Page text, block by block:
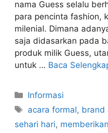
nama Guess selalu
para pencinta fashion,
milenial. Dimana
saja didasarkan pada
produk milik Guess,
untuk … Baca
Kategori
Informasi
Tag
acara formal, brand
sehari hari,